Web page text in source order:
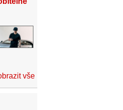
vše